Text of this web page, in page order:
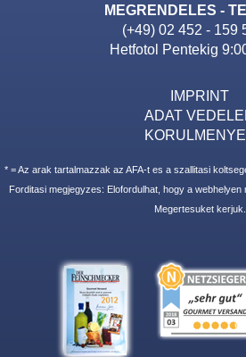
MEGRENDELES -
(+49) 02 452 - 159
Hetfotol Pentekig
IMPRINT
ADAT
* = Az arak tartalmazzak az AFA-t es a szallitasi
Forditasi megjegyzes: Elofordulhat, hogy a webhelyen
Megertesuket kerjuk.